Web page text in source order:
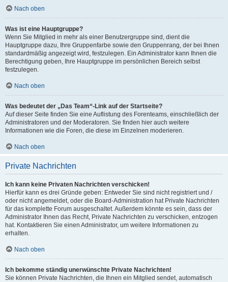
Nach oben
Was ist eine Hauptgruppe?
Wenn Sie Mitglied in mehr als einer Benutzergruppe sind, dient die
Hauptgruppe dazu, Ihre Gruppenfarbe sowie den Gruppenrang, der bei Ihnen
standardmäßig angezeigt wird, festzulegen. Ein Administrator kann Ihnen die
Berechtigung geben, Ihre Hauptgruppe im persönlichen Bereich selbst
festzulegen.
Nach oben
Was bedeutet der „Das Team“-Link auf der Startseite?
Auf dieser Seite finden Sie eine Auflistung des Forenteams, einschließlich der
Administratoren und der Moderatoren. Sie finden hier auch weitere
Informationen wie die Foren, die diese im Einzelnen moderieren.
Nach oben
Private Nachrichten
Ich kann keine Privaten Nachrichten verschicken!
Hierfür kann es drei Gründe geben: Entweder Sie sind nicht registriert und /
oder nicht angemeldet, oder die Board-Administration hat Private Nachrichten
für das komplette Forum ausgeschaltet. Außerdem könnte es sein, dass der
Administrator Ihnen das Recht, Private Nachrichten zu verschicken, entzogen
hat. Kontaktieren Sie einen Administrator, um weitere Informationen zu
erhalten.
Nach oben
Ich bekomme ständig unerwünschte Private Nachrichten!
Sie können Private Nachrichten, die Ihnen ein Mitglied sendet, automatisch